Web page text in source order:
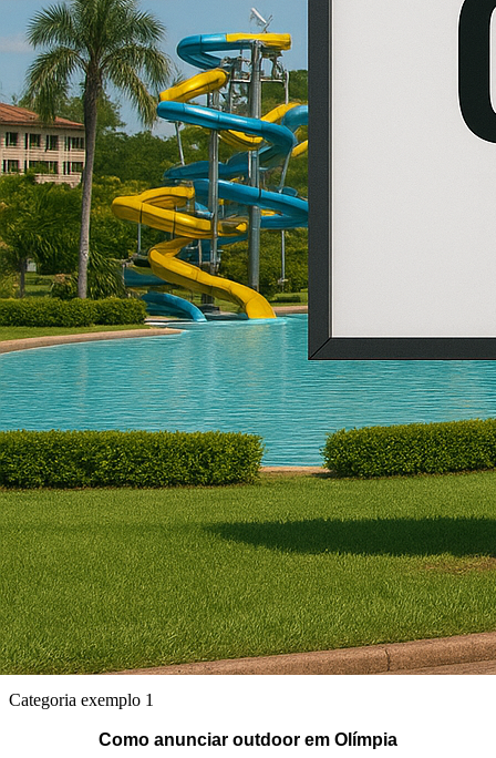
Categoria exemplo 1
Como anunciar outdoor em Olímpia